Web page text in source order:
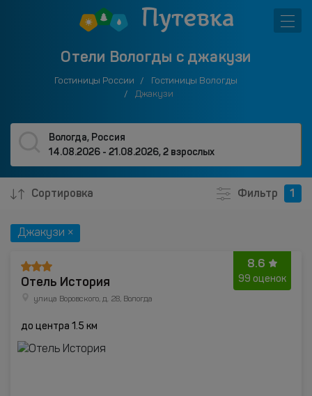
Отели Вологды с джакузи
Гостиницы России
Гостиницы Вологды
Джакузи
Вологда, Россия
14.08.2026 - 21.08.2026,2 взрослых
Сортировка Фильтр 1
Джакузи ×
8.6
99 оценок
Отель История
улица Воровского, д. 28, Вологда
до центра 1.5 км